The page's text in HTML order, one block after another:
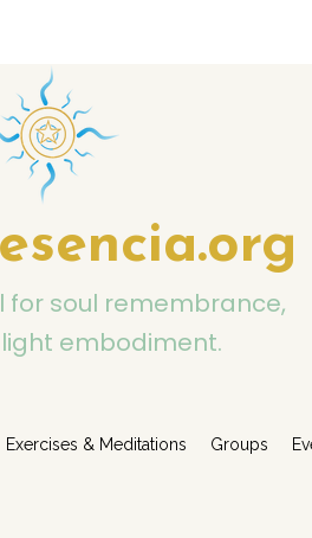
for soul remembrance,
embodiment.
Exercises & Meditations Groups